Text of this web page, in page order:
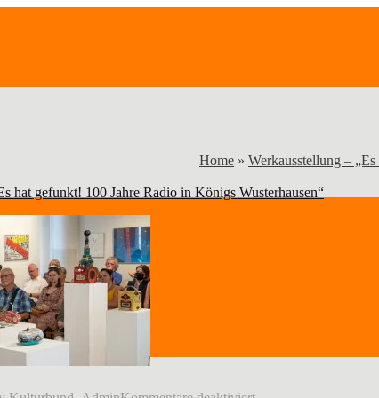
Home » Werkausstellung –
hat gefunkt! 100 Jahre Radio in Königs Wusterhausen“